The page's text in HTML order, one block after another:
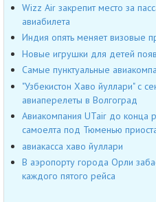
Wizz Air закрепит место за
авиабилета
Индия опять меняет визовые
Новые игрушки для детей
Самые пунктуальные
"Узбекистон Хаво йуллари" с
авиаперелеты в Волгоград
Авиакомпания UTair до конца
самоелта под Тюменью
авиакасса хаво йуллари
В аэропорту города Орли
каждого пятого рейса